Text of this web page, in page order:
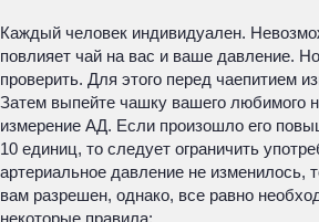
Каждый человек индивидуален.
повлияет чай на вас и ваше давление.
проверить. Для этого перед чаепитием
Затем выпейте чашку вашего любимого
измерение АД. Если произошло его
10 единиц, то следует ограничить
артериальное давление не изменилось,
вам разрешен, однако, все равно
некоторые правила: